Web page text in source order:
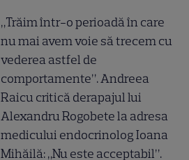
„Trăim într-o perioadă în care
nu mai avem voie să trecem cu
vederea astfel de
comportamente”. Andreea
Raicu critică derapajul lui
Alexandru Rogobete la adresa
medicului endocrinolog Ioana
Mihăilă: „Nu este acceptabil”.